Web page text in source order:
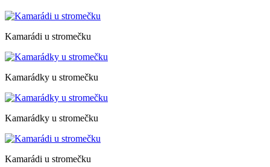
Kamarádi u stromečku
Kamarádky u stromečku
Kamarádky u stromečku
Kamarádi u stromečku